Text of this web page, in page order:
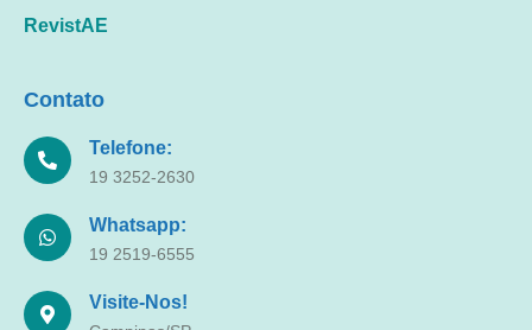
RevistAE
Contato
Telefone:
19 3252-2630
Whatsapp:
19 2519-6555
Visite-Nos!